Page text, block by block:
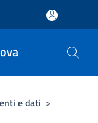
e dati >